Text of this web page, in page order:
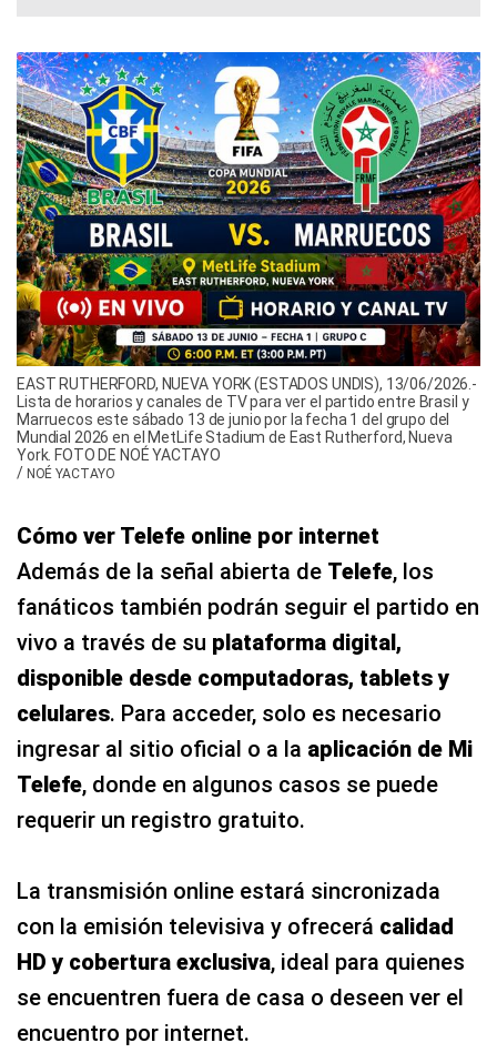
EAST RUTHERFORD, NUEVA YORK (ESTADOS UNDIS), 13/06/2026.-
Lista de horarios y canales de TV para ver el partido entre Brasil y
Marruecos este sábado 13 de junio por la fecha 1 del grupo del
Mundial 2026 en el MetLife Stadium de East Rutherford, Nueva
York. FOTO DE NOÉ YACTAYO
/ NOÉ YACTAYO
Cómo ver Telefe online por internet
Además de la señal abierta de Telefe, los
fanáticos también podrán seguir el partido en
vivo a través de su plataforma digital,
disponible desde computadoras, tablets y
celulares. Para acceder, solo es necesario
ingresar al sitio oficial o a la aplicación de Mi
Telefe, donde en algunos casos se puede
requerir un registro gratuito.
La transmisión online estará sincronizada
con la emisión televisiva y ofrecerá calidad
HD y cobertura exclusiva, ideal para quienes
se encuentren fuera de casa o deseen ver el
encuentro por internet.